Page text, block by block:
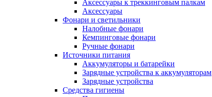
Аксессуары к треккинговым палкам
Аксессуары
Фонари и светильники
Налобные фонари
Кемпинговые фонари
Ручные фонари
Источники питания
Аккумуляторы и батарейки
Зарядные устройства к аккумуляторам
Зарядные устройства
Средства гигиены